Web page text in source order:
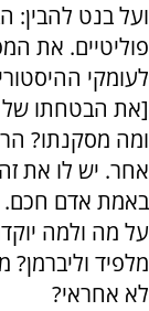
ועל בנט להבין:
פוליטיים. את
לעומקי
[את הבטחתו של
ומה מסקנתו?
אחר. יש לו את
באמת אדם חכם.
על מה ולמה
מלפיד וליברמן?
לא אחראי?